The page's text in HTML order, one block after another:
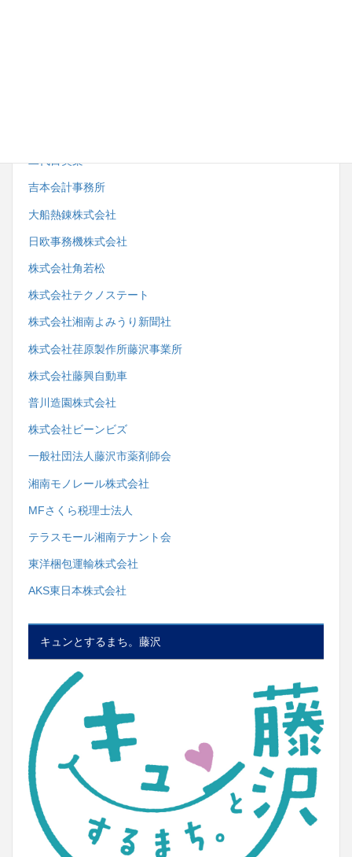
二代目笑楽
吉本会計事務所
大船熱錬株式会社
日欧事務機株式会社
株式会社角若松
株式会社テクノステート
株式会社湘南よみうり新聞社
株式会社荏原製作所藤沢事業所
株式会社藤興自動車
普川造園株式会社
株式会社ビーンビズ
一般社団法人藤沢市薬剤師会
湘南モノレール株式会社
MFさくら税理士法人
テラスモール湘南テナント会
東洋梱包運輸株式会社
AKS東日本株式会社
キュンとするまち。藤沢